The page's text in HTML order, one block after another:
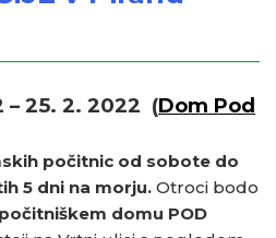
– 25. 2. 2022 (Dom Pod
počitnic od sobote do
5 dni na morju. Otroci bodo
počitniškem domu POD